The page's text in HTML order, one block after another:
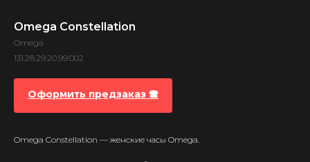
Omega Constellation
Omega
131.28.29.20.99.002
Оформить предзаказ 🕿
Omega Constellation — женские часы Omega.